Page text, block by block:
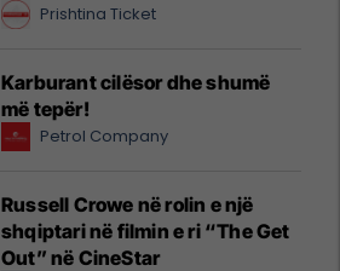
Prishtina Ticket
Karburant cilësor dhe shumë
më tepër!
Petrol Company
Russell Crowe në rolin e një
shqiptari në filmin e ri “The Get
Out” në CineStar